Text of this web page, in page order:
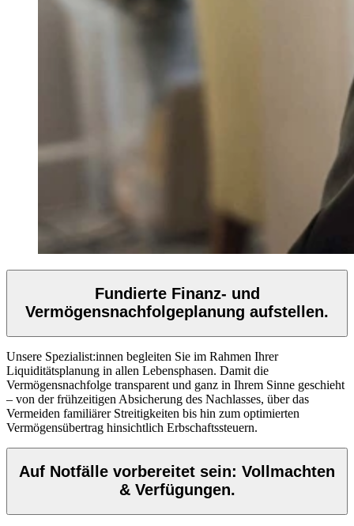
Fundierte Finanz- und
Vermögensnachfolgeplanung aufstellen.
Unsere Spezialist:innen begleiten Sie im Rahmen Ihrer
Liquiditätsplanung in allen Lebensphasen. Damit die
Vermögensnachfolge transparent und ganz in Ihrem Sinne geschieht
– von der frühzeitigen Absicherung des Nachlasses, über das
Vermeiden familiärer Streitigkeiten bis hin zum optimierten
Vermögensübertrag hinsichtlich Erbschaftssteuern.
Auf Notfälle vorbereitet sein: Vollmachten
& Verfügungen.